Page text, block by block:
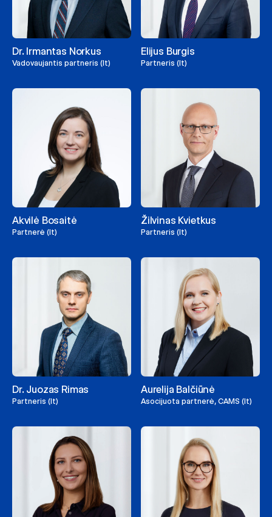
Dr. Irmantas Norkus
Vadovaujantis partneris (lt)
Elijus Burgis
Partneris (lt)
Akvilė Bosaitė
Partnerė (lt)
Žilvinas Kvietkus
Partneris (lt)
Dr. Juozas Rimas
Partneris (lt)
Aurelija Balčiūnė
Asocijuota partnerė, CAMS (lt)